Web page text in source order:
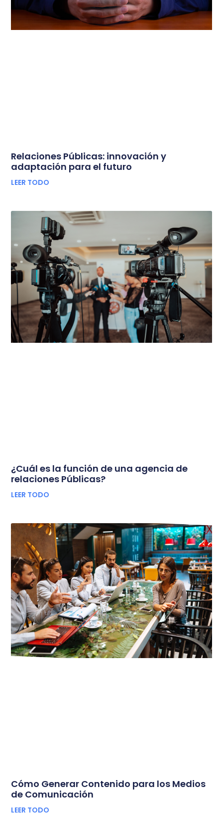
Relaciones Públicas: innovación y
adaptación para el futuro
LEER TODO
¿Cuál es la función de una agencia de
relaciones Públicas?
LEER TODO
Cómo Generar Contenido para los Medios
de Comunicación
LEER TODO